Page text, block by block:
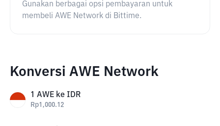
Gunakan berbagai opsi pembayaran untuk
membeli AWE Network di Bittime.
Konversi AWE Network
1 AWE ke IDR
Rp1,000.12